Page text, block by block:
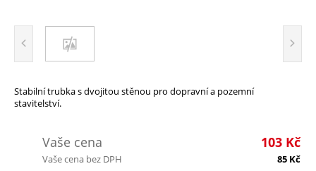
Stabilní trubka s dvojitou stěnou pro dopravní a pozemní
stavitelství.
Vaše cena 103 Kč
Vaše cena bez DPH 85 Kč